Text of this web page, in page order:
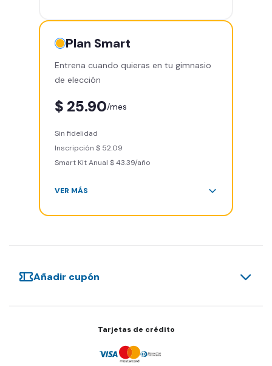
integrado, cardio y clases
Acceso a todas las áreas del
gimnasio
Acceso a otros Smart Fit en el
Sin cargo por cancelación
Smart Fit Go
Invitar un amigo a entrenar
Sillones de masaje
Plan Smart
Entrena cuando quieras en tu gimnasio
de elección
$ 25.90/mes
Sin fidelidad
Inscripción $ 52.09
Smart Kit Anual $ 43.39/año
integrado, cardio y clases
Acceso a todas las áreas del
Acceso a otros Smart Fit en el
Sin cargo por cancelación
Smart Fit Go
Invitar un amigo a entrenar
Sillones de masaje
VER MÁS
Añadir cupón
Tarjetas de crédito